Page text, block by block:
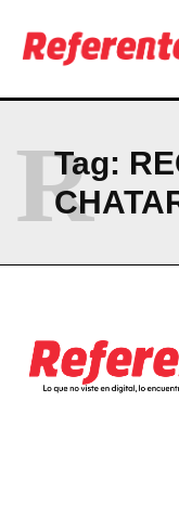
Company
ABOUT
PRIVACY
Tag:
R